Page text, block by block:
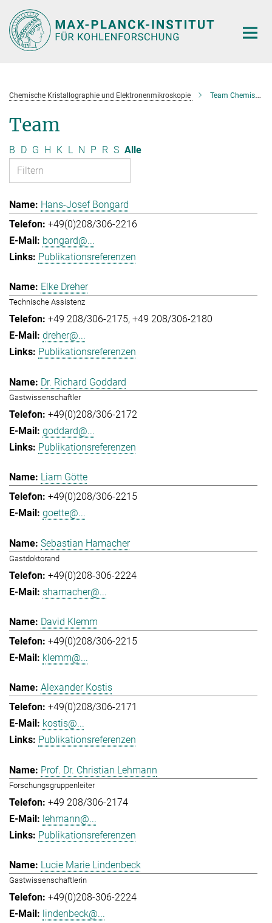
Hauptinhalt
Chemische Kristallographie und Elektronenmikroskopie Team Chemische Kristallographie und Elektronenmikroskopie
Team
B D G H K L N P R S Alle
Hans-Josef Bongard
+49(0)208/306-2216
bongard@...
Publikationsreferenzen
Elke Dreher
Technische Assistenz
+49 208/306-2175 +49 208/306-2180
dreher@...
Publikationsreferenzen
Dr. Richard Goddard
Gastwissenschaftler
+49(0)208/306-2172
goddard@...
Publikationsreferenzen
Liam Götte
+49(0)208/306-2215
goette@...
Sebastian Hamacher
Gastdoktorand
+49(0)208-306-2224
shamacher@...
David Klemm
+49(0)208/306-2215
klemm@...
Alexander Kostis
+49(0)208/306-2171
kostis@...
Publikationsreferenzen
Prof. Dr. Christian Lehmann
Forschungsgruppenleiter
+49 208/306-2174
lehmann@...
Publikationsreferenzen
Lucie Marie Lindenbeck
Gastwissenschaftlerin
+49(0)208-306-2224
lindenbeck@...